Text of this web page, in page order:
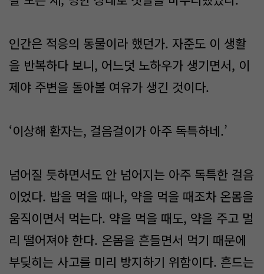
인간은 적응의 동물이라 했던가. 자준도 이 생활
을 반복하다 보니, 어느덧 노하우가 생기면서, 이
제야 주변을 돌아볼 여유가 생긴 것이다.
‘이상해 환자는, 걸음걸이가 아주 독특하네.’
넘어질 듯하면서도 안 넘어지는 아주 독특한 걸음
이었다. 밥을 먹을 때나, 약을 먹을 때조차 온몸을
움직이면서 먹는다. 약을 먹을 때도, 약을 주고 멀
리 떨어져야 한다. 온몸을 흔들면서 먹기 때문에
부딪히는 사고를 미리 방지하기 위함이다. 흔드는